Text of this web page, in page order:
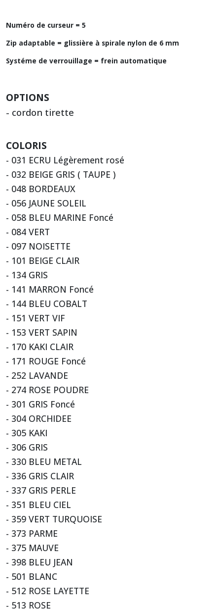
Numéro de curseur = 5
Zip adaptable = glissière à spirale nylon de 6 mm
Systéme de verrouillage = frein automatique
OPTIONS
- cordon tirette
COLORIS
- 031 ECRU Légèrement rosé
- 032 BEIGE GRIS ( TAUPE )
- 048 BORDEAUX
- 056 JAUNE SOLEIL
- 058 BLEU MARINE Foncé
- 084 VERT
- 097 NOISETTE
- 101 BEIGE CLAIR
- 134 GRIS
- 141 MARRON Foncé
- 144 BLEU COBALT
- 151 VERT VIF
- 153 VERT SAPIN
- 170 KAKI CLAIR
- 171 ROUGE Foncé
- 252 LAVANDE
- 274 ROSE POUDRE
- 301 GRIS Foncé
- 304 ORCHIDEE
- 305 KAKI
- 306 GRIS
- 330 BLEU METAL
- 336 GRIS CLAIR
- 337 GRIS PERLE
- 351 BLEU CIEL
- 359 VERT TURQUOISE
- 373 PARME
- 375 MAUVE
- 398 BLEU JEAN
- 501 BLANC
- 512 ROSE LAYETTE
- 513 ROSE